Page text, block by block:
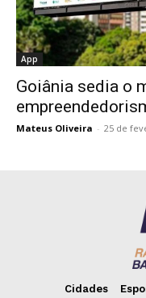
App
Goiânia sedia o
Mateus Oliveira - 25 de
Cidades